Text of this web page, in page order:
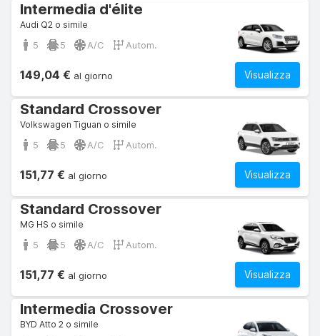
Intermedia d'élite
Audi Q2 o simile
5 5 A/C Autom.
Visualizza
149,04 € al giorno
Standard Crossover
Volkswagen Tiguan o simile
5 5 A/C Autom.
Visualizza
151,77 € al giorno
Standard Crossover
MG HS o simile
5 5 A/C Autom.
Visualizza
151,77 € al giorno
Intermedia Crossover
BYD Atto 2 o simile